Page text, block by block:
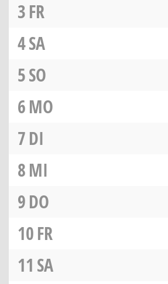
3FR
4SA
5SO
6MO
7DI
8MI
9DO
10FR
11 SA